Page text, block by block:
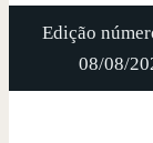
Edição
08/08/